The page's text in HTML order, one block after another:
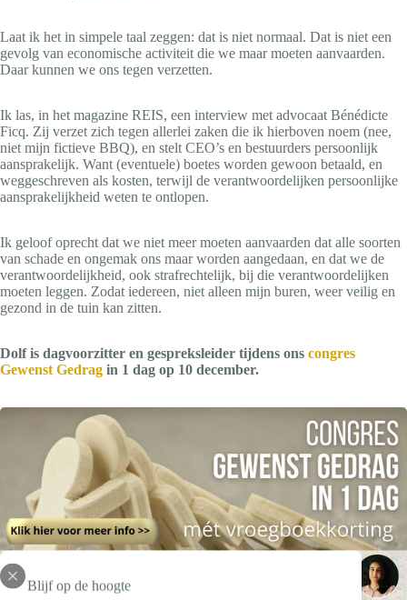
Blijf op de hoogte
Laat ik het in simpele taal zeggen: dat is niet normaal. Dat is niet een
gevolg van economische activiteit die we maar moeten aanvaarden.
Daar kunnen we ons tegen verzetten.
Ik las, in het magazine REIS, een interview met advocaat Bénédicte
Ficq. Zij verzet zich tegen allerlei zaken die ik hierboven noem (nee,
niet mijn fictieve BBQ), en stelt CEO’s en bestuurders persoonlijk
aansprakelijk. Want (eventuele) boetes worden gewoon betaald, en
weggeschreven als kosten, terwijl de verantwoordelijken persoonlijke
aansprakelijkheid weten te ontlopen.
Ik geloof oprecht dat we niet meer moeten aanvaarden dat alle soorten
van schade en ongemak ons maar worden aangedaan, en dat we de
verantwoordelijkheid, ook strafrechtelijk, bij die verantwoordelijken
moeten leggen. Zodat iedereen, niet alleen mijn buren, weer veilig en
gezond in de tuin kan zitten.
Dolf is dagvoorzitter en gespreksleider tijdens ons congres
Gewenst Gedrag in 1 dag op 10 december.